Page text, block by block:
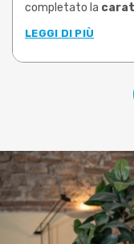
completato la
leghe di ottone
piombo (Pb<0,1%).
da barra di
proprietà plastiche
Illimite risoltoè
simulazione
datati o riferiti a
effettivamente
LEGGI DI PIÙ